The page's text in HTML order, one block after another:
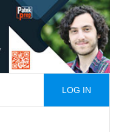
LOG IN